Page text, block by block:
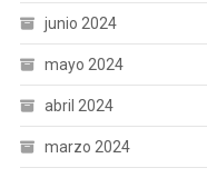
junio 2024
mayo 2024
abril 2024
marzo 2024